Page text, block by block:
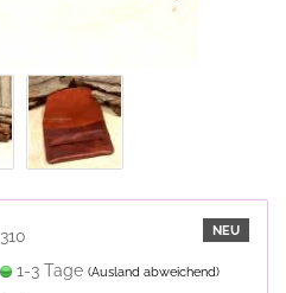
NEU
310
1-3 Tage (Ausland abweichend)